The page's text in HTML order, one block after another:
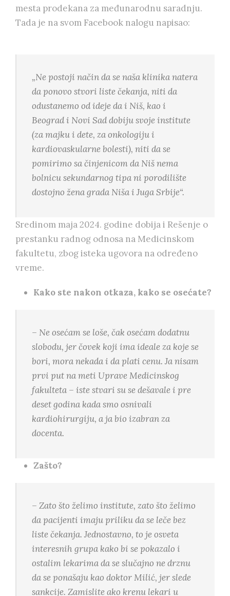
mesta prodekana za međunarodnu saradnju.
Tada je na svom Facebook nalogu napisao:
„Ne postoji način da se naša klinika natera
da ponovo stvori liste čekanja, niti da
odustanemo od ideje da i Niš, kao i
Beograd i Novi Sad dobiju svoje institute
(za majku i dete, za onkologiju i
kardiovaskularne bolesti), niti da se
pomirimo sa činjenicom da Niš nema
bolnicu sekundarnog tipa ni porodilište
dostojno žena grada Niša i Juga Srbije“.
Sredinom maja 2024. godine dobija i Rešenje o
prestanku radnog odnosa na Medicinskom
fakultetu, zbog isteka ugovora na određeno
vreme.
Kako ste nakon otkaza, kako se osećate?
– Ne osećam se loše, čak osećam dodatnu
slobodu, jer čovek koji ima ideale za koje se
bori, mora nekada i da plati cenu. Ja nisam
prvi put na meti Uprave Medicinskog
fakulteta – iste stvari su se dešavale i pre
deset godina kada smo osnivali
kardiohirurgiju, a ja bio izabran za
docenta.
Zašto?
– Zato što želimo institute, zato što želimo
da pacijenti imaju priliku da se leče bez
liste čekanja. Jednostavno, to je osveta
interesnih grupa kako bi se pokazalo i
ostalim lekarima da se slučajno ne drznu
da se ponašaju kao doktor Milić, jer slede
sankcije. Zamislite ako krenu lekari u